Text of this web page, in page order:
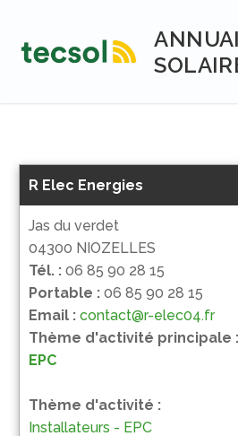
contenu
R Elec Energies
Jas du verdet
04300 NIOZELLES
Tél. : 06 85 90 28 15
Portable : 06 85 90 28 15
Email : contact@r-elec04.fr
Thème d'activité principale :
EPC
Thème d'activité :
Installateurs - EPC